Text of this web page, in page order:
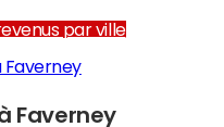
par ville
Faverney
Faverney